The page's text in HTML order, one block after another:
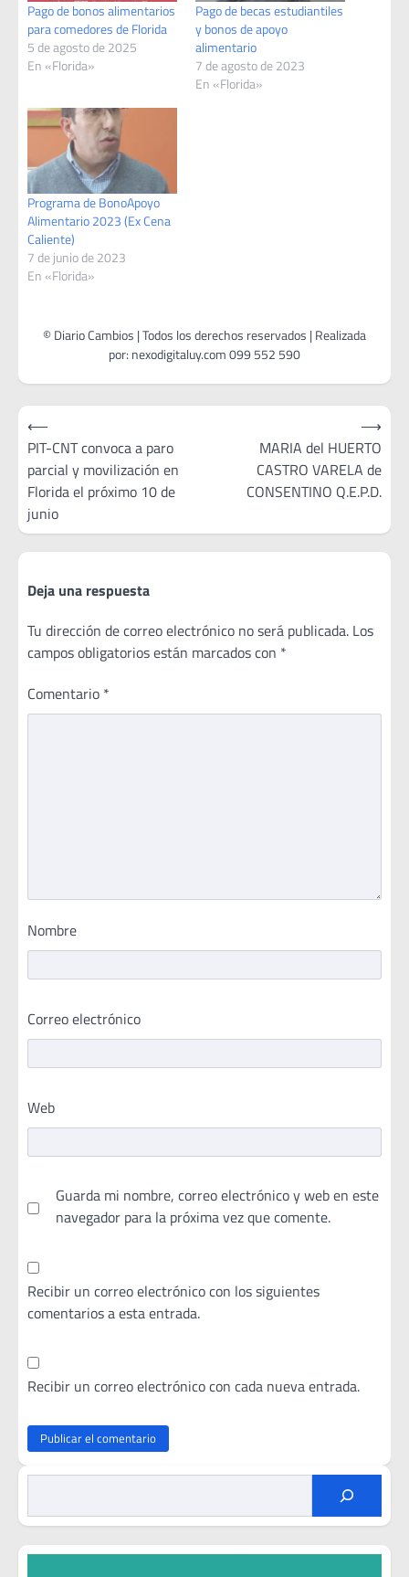
Pago de bonos alimentarios
para comedores de Florida
5 de agosto de 2025
En «Florida»
Pago de becas estudiantiles
y bonos de apoyo
alimentario
7 de agosto de 2023
En «Florida»
Programa de BonoApoyo
Alimentario 2023 (Ex Cena
Caliente)
7 de junio de 2023
En «Florida»
Navegación
de
entradas
⟵
PIT-CNT convoca a paro
parcial y movilización en
Florida el próximo 10 de
junio
MARIA del HUERTO
CASTRO VARELA de
CONSENTINO Q.E.P.D.
⟶
Deja una respuesta
Tu dirección de correo electrónico no será publicada. Los
campos obligatorios están marcados con *
Comentario *
Nombre
Correo electrónico
Web
Guarda mi nombre, correo electrónico y web en este
navegador para la próxima vez que comente.
Recibir un correo electrónico con los siguientes
comentarios a esta entrada.
Recibir un correo electrónico con cada nueva entrada.